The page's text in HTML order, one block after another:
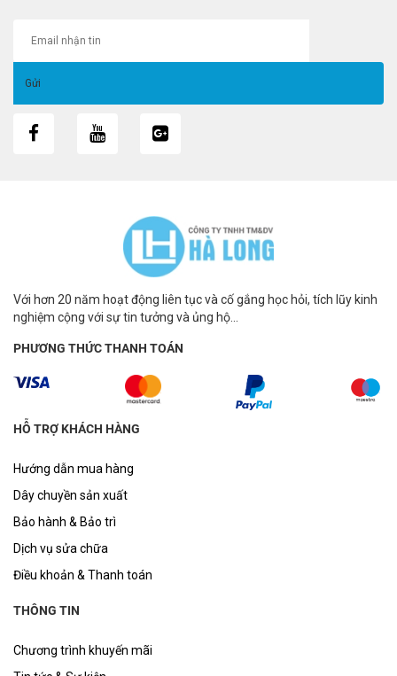
Với hơn 20 năm hoạt động liên tục và cố gắng học hỏi, tích lũy kinh
nghiệm cộng với sự tin tưởng và ủng hộ...
PHƯƠNG THỨC THANH TOÁN
HỖ TRỢ KHÁCH HÀNG
Hướng dẫn mua hàng
Dây chuyền sản xuất
Bảo hành & Bảo trì
Dịch vụ sửa chữa
Điều khoản & Thanh toán
THÔNG TIN
Chương trình khuyến mãi